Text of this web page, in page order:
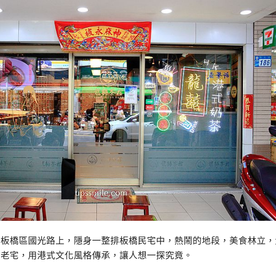
橋區國光路上，隱身一整排板橋民宅中，熱鬧的地段，美食林立
宅，用港式文化風格傳承，讓人想一探究竟。